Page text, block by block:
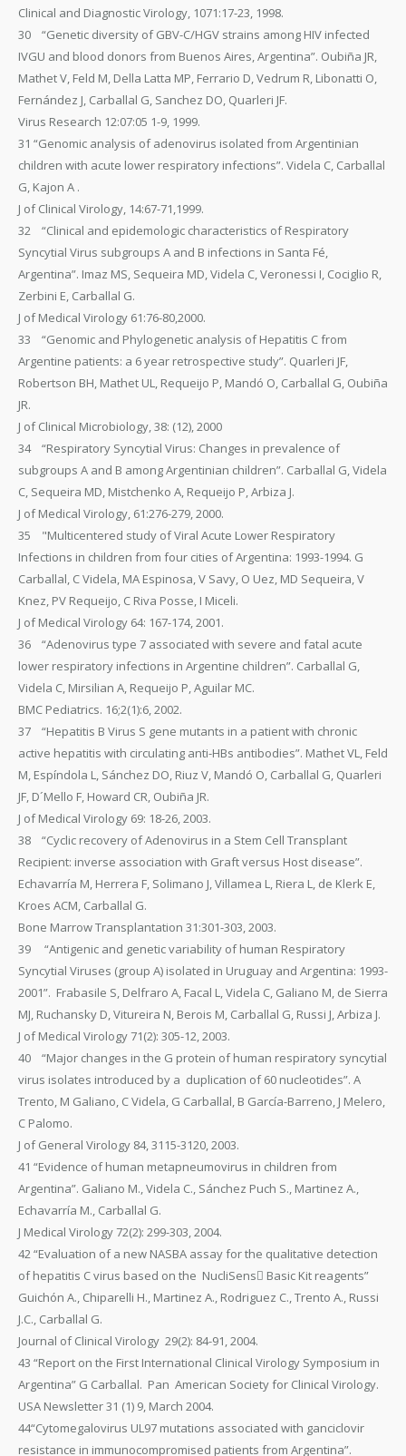
Clinical and Diagnostic Virology, 1071:17-23, 1998.
30 “Genetic diversity of GBV-C/HGV strains among HIV infected
IVGU and blood donors from Buenos Aires, Argentina”. Oubiña JR,
Mathet V, Feld M, Della Latta MP, Ferrario D, Vedrum R, Libonatti O,
Fernández J, Carballal G, Sanchez DO, Quarleri JF.
Virus Research 12:07:05 1-9, 1999.
31 “Genomic analysis of adenovirus isolated from Argentinian
children with acute lower respiratory infections”. Videla C, Carballal
G, Kajon A .
J of Clinical Virology, 14:67-71,1999.
32 “Clinical and epidemologic characteristics of Respiratory
Syncytial Virus subgroups A and B infections in Santa Fé,
Argentina”. Imaz MS, Sequeira MD, Videla C, Veronessi I, Cociglio R,
Zerbini E, Carballal G.
J of Medical Virology 61:76-80,2000.
33 “Genomic and Phylogenetic analysis of Hepatitis C from
Argentine patients: a 6 year retrospective study”. Quarleri JF,
Robertson BH, Mathet UL, Requeijo P, Mandó O, Carballal G, Oubiña
JR.
J of Clinical Microbiology, 38: (12), 2000
34 “Respiratory Syncytial Virus: Changes in prevalence of
subgroups A and B among Argentinian children”. Carballal G, Videla
C, Sequeira MD, Mistchenko A, Requeijo P, Arbiza J.
J of Medical Virology, 61:276-279, 2000.
35 "Multicentered study of Viral Acute Lower Respiratory
Infections in children from four cities of Argentina: 1993-1994. G
Carballal, C Videla, MA Espinosa, V Savy, O Uez, MD Sequeira, V
Knez, PV Requeijo, C Riva Posse, I Miceli.
J of Medical Virology 64: 167-174, 2001.
36 “Adenovirus type 7 associated with severe and fatal acute
lower respiratory infections in Argentine children”. Carballal G,
Videla C, Mirsilian A, Requeijo P, Aguilar MC.
BMC Pediatrics. 16;2(1):6, 2002.
37 “Hepatitis B Virus S gene mutants in a patient with chronic
active hepatitis with circulating anti-HBs antibodies”. Mathet VL, Feld
M, Espíndola L, Sánchez DO, Riuz V, Mandó O, Carballal G, Quarleri
JF, D´Mello F, Howard CR, Oubiña JR.
J of Medical Virology 69: 18-26, 2003.
38 “Cyclic recovery of Adenovirus in a Stem Cell Transplant
Recipient: inverse association with Graft versus Host disease”.
Echavarría M, Herrera F, Solimano J, Villamea L, Riera L, de Klerk E,
Kroes ACM, Carballal G.
Bone Marrow Transplantation 31:301-303, 2003.
39 “Antigenic and genetic variability of human Respiratory
Syncytial Viruses (group A) isolated in Uruguay and Argentina: 1993-
2001”. Frabasile S, Delfraro A, Facal L, Videla C, Galiano M, de Sierra
MJ, Ruchansky D, Vitureira N, Berois M, Carballal G, Russi J, Arbiza J.
J of Medical Virology 71(2): 305-12, 2003.
40 “Major changes in the G protein of human respiratory syncytial
virus isolates introduced by a duplication of 60 nucleotides”. A
Trento, M Galiano, C Videla, G Carballal, B García-Barreno, J Melero,
C Palomo.
J of General Virology 84, 3115-3120, 2003.
41 “Evidence of human metapneumovirus in children from
Argentina”. Galiano M., Videla C., Sánchez Puch S., Martinez A.,
Echavarría M., Carballal G.
J Medical Virology 72(2): 299-303, 2004.
42 “Evaluation of a new NASBA assay for the qualitative detection
of hepatitis C virus based on the NucliSens Basic Kit reagents”
Guichón A., Chiparelli H., Martinez A., Rodriguez C., Trento A., Russi
J.C., Carballal G.
Journal of Clinical Virology 29(2): 84-91, 2004.
43 “Report on the First International Clinical Virology Symposium in
Argentina” G Carballal. Pan American Society for Clinical Virology.
USA Newsletter 31 (1) 9, March 2004.
44“Cytomegalovirus UL97 mutations associated with ganciclovir
resistance in immunocompromised patients from Argentina”.